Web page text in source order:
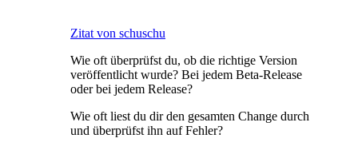
Zitat von schuschu
Wie oft überprüfst du, ob die richtige Version
veröffentlicht wurde? Bei jedem Beta-Release
oder bei jedem Release?
Wie oft liest du dir den gesamten Change durch
und überprüfst ihn auf Fehler?